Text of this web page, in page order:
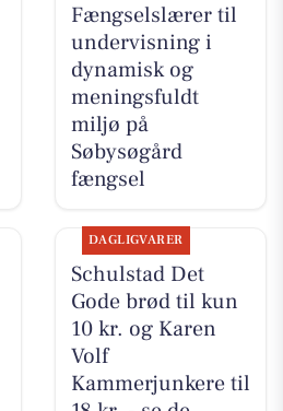
Fængselslærer til
undervisning i
dynamisk og
meningsfuldt
miljø på
Søbysøgård
fængsel
DAGLIGVARER
Schulstad Det
Gode brød til kun
10 kr. og Karen
Volf
Kammerjunkere til